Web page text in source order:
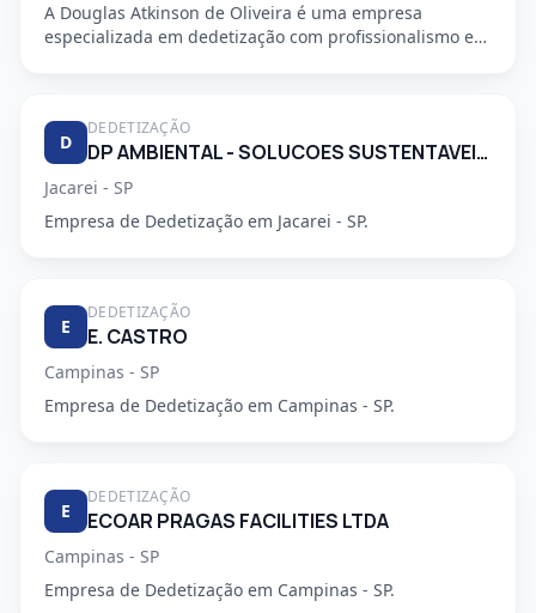
A Douglas Atkinson de Oliveira é uma empresa
especializada em dedetização com profissionalismo e
D
DEDETIZAÇÃO
DP AMBIENTAL - SOLUCOES SUSTENTAVEIS LTDA
Jacarei - SP
Empresa de Dedetização em Jacarei - SP.
E
DEDETIZAÇÃO
E. CASTRO
Campinas - SP
Empresa de Dedetização em Campinas - SP.
E
DEDETIZAÇÃO
ECOAR PRAGAS FACILITIES LTDA
Campinas - SP
Empresa de Dedetização em Campinas - SP.